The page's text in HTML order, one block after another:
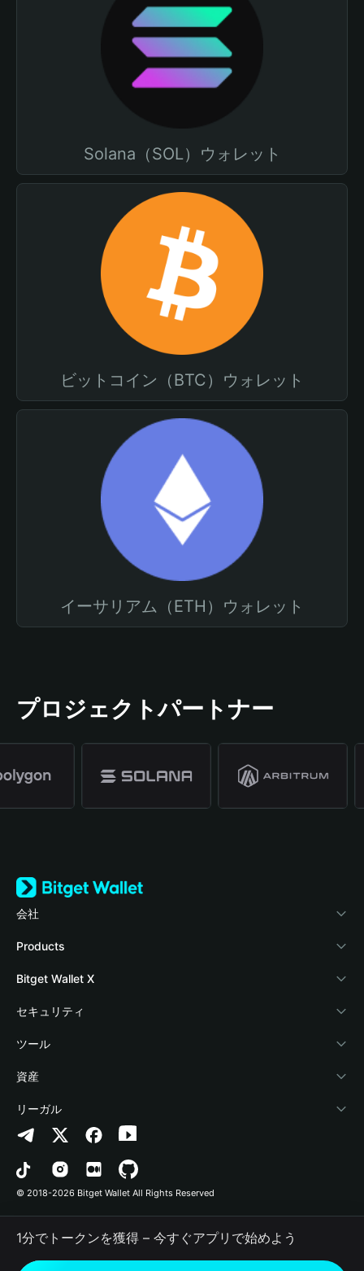
Solana（SOL）ウォレット
ビットコイン（BTC）ウォレット
イーサリアム（ETH）ウォレット
プロジェクトパートナー
会社
Bitget Walletについて
ブログ
アカデミー
暗号資産ニュース
Help Center
お問い合わせ
ブランドリソース
キャリア
Products
Crypto Card
Stablecoin Earn
Payfi Crypto
Crypto Swap API
Altcoin Season Index
Prediction Markets
DApp
RWA
Bitget Wallet X
デベロッパー
ウォレットを接続
Bitget Wallet Pay
プロジェクトを掲載
セキュリティ
保護基金
セキュリティ技術
ツール
暗号資産を購入
認証検出
コントラクト検出
一括送金
資産
Arbitrum
Avalanche
Bitcoin
Polygon
リーガル
プライバシーポリシー
利用規約
© 2018-2026 Bitget Wallet All Rights Reserved
1分でトークンを獲得 – 今すぐアプリで始めよう